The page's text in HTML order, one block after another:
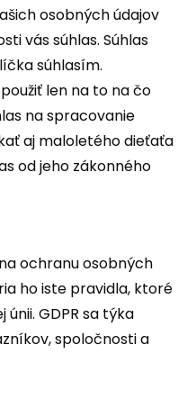
osobných údajov
vás súhlas. Súhlas
súhlasím.
len na to na čo
na spracovanie
aj maloletého dieťaťa
od jeho zákonného
ochranu osobných
ho iste pravidla, ktoré
GDPR sa týka
spoločnosti a